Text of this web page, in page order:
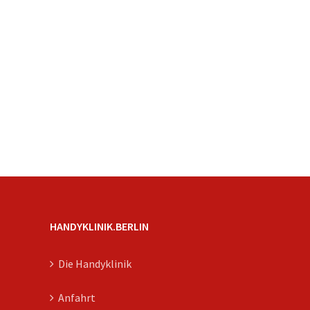
HANDYKLINIK.BERLIN
Die Handyklinik
Anfahrt